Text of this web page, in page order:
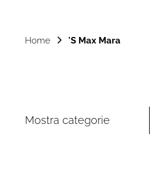
Home 'S Max Mara
Mostra categorie